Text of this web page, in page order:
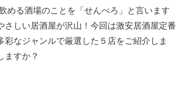
める酒場のことを「せんべろ」と言います
しい居酒屋が沢山！今回は激安居酒屋定番
なジャンルで厳選した５店をご紹介しま
ますか？